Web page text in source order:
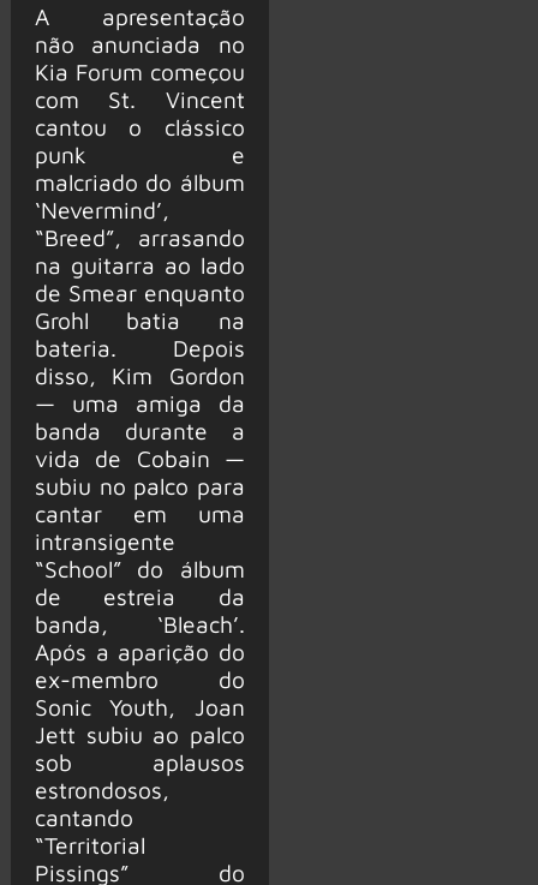
A apresentação
não anunciada no
Kia Forum começou
com St. Vincent
cantou o clássico
punk e
malcriado do álbum
‘Nevermind’,
“Breed”, arrasando
na guitarra ao lado
de Smear enquanto
Grohl batia na
bateria. Depois
disso, Kim Gordon
— uma amiga da
banda durante a
vida de Cobain —
subiu no palco para
cantar em uma
intransigente
“School” do álbum
de estreia da
banda, ‘Bleach’.
Após a aparição do
ex-membro do
Sonic Youth, Joan
Jett subiu ao palco
sob aplausos
estrondosos,
cantando
“Territorial
Pissings” do